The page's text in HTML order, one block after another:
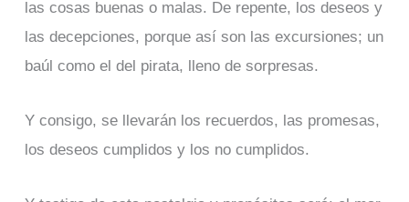
las cosas buenas o malas. De repente, los deseos y
las decepciones, porque así son las excursiones; un
baúl como el del pirata, lleno de sorpresas.
Y consigo, se llevarán los recuerdos, las promesas,
los deseos cumplidos y los no cumplidos.